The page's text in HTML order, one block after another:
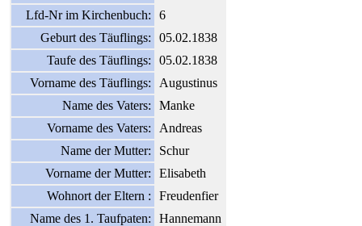
Lfd-Nr im Kirchenbuch:
6
Geburt des Täuflings:
05.02.1838
Taufe des Täuflings:
05.02.1838
Vorname des Täuflings:
Augustinus
Name des Vaters:
Manke
Vorname des Vaters:
Andreas
Name der Mutter:
Schur
Vorname der Mutter:
Elisabeth
Wohnort der Eltern :
Freudenfier
Name des 1. Taufpaten:
Hannemann